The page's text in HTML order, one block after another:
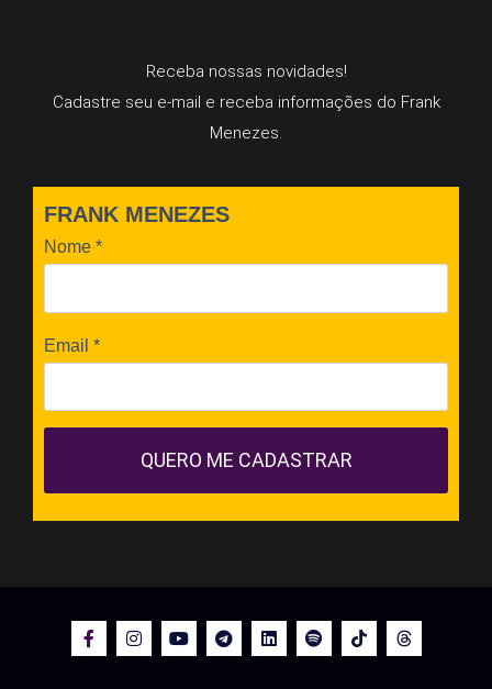
Receba nossas novidades!
Cadastre seu e-mail e receba informações do Frank
Menezes.
FRANK MENEZES
Nome *
Email *
QUERO ME CADASTRAR